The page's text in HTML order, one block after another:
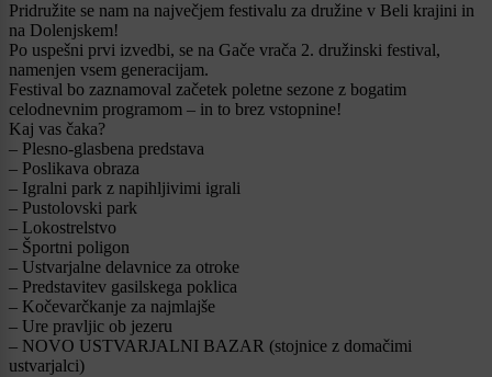
Pridružite se nam na največjem festivalu za družine v Beli krajini in
na Dolenjskem!
Po uspešni prvi izvedbi, se na Gače vrača 2. družinski festival,
namenjen vsem generacijam.
Festival bo zaznamoval začetek poletne sezone z bogatim
celodnevnim programom – in to brez vstopnine!
Kaj vas čaka?
– Plesno-glasbena predstava
– Poslikava obraza
– Igralni park z napihljivimi igrali
– Pustolovski park
– Lokostrelstvo
– Športni poligon
– Ustvarjalne delavnice za otroke
– Predstavitev gasilskega poklica
– Kočevarčkanje za najmlajše
– Ure pravljic ob jezeru
– NOVO USTVARJALNI BAZAR (stojnice z domačimi
ustvarjalci)